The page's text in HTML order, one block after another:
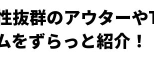
抜群のアウター
をずらっと紹介！